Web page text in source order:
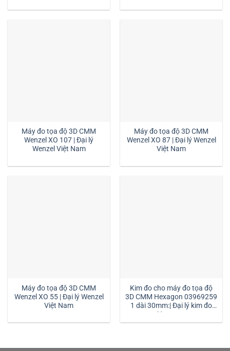
Máy đo tọa độ 3D CMM
Wenzel XO 107 | Đại lý
Wenzel Việt Nam
Máy đo tọa độ 3D CMM
Wenzel XO 87 | Đại lý Wenzel
Việt Nam
Máy đo tọa độ 3D CMM
Wenzel XO 55 | Đại lý Wenzel
Việt Nam
Kim đo cho máy đo tọa độ
3D CMM Hexagon 03969259
1 dài 30mm:| Đại lý kim đo
Hexagon